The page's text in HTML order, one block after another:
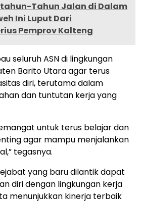
Tahun Jalan di Dalam
Ini Luput Dari
Pemprov Kalteng
seluruh ASN di lingkungan
Barito Utara agar terus
diri, terutama dalam
dan tuntutan kerja yang
untuk terus belajar dan
agar mampu menjalankan
tegasnya.
yang baru dilantik dapat
diri dengan lingkungan kerja
menunjukkan kinerja terbaik